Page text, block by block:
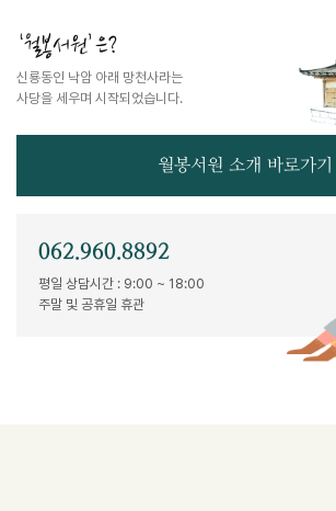
‘월봉서원’은?
신룡동인 낙암 아래 망천사라는
사당을 세우며 시작되었습니다.
월봉서원 소개 바로가기
062.960.8892
평일 상담시간 : 9:00 ~ 18:00
주말 및 공휴일 휴관